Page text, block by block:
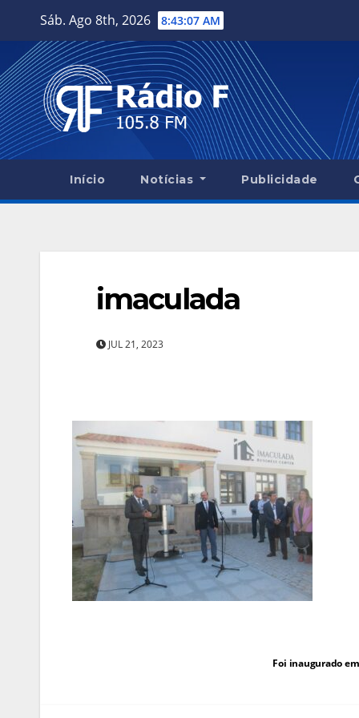
content
Sáb. Ago 8th, 2026 8:43:08 AM
Início Notícias Publicidade
imaculada
JUL 21, 2023
Foi inaugurado